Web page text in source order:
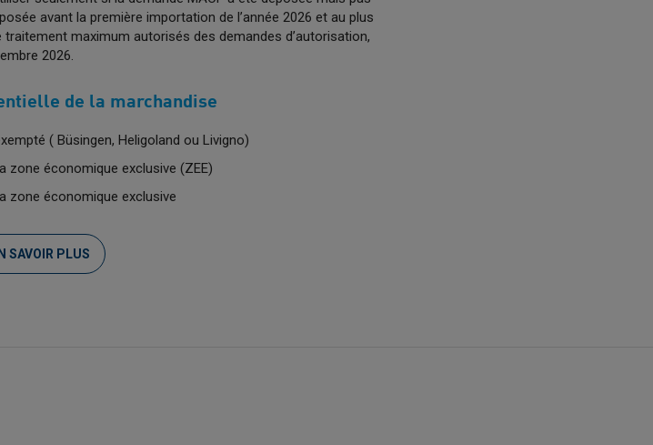
avant la première importation de l’année 2026 et au plus
maximum autorisés des demandes d’autorisation,
2026.
de la marchandise
( Büsingen, Heligoland ou Livigno)
zone économique exclusive (ZEE)
zone économique exclusive
SAVOIR PLUS